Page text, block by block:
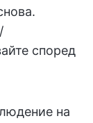
според
на